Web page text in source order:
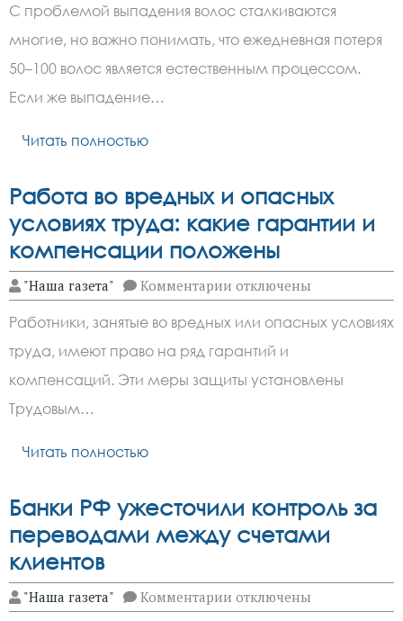
выпадают
волосы
и
что
с
С проблемой выпадения волос сталкиваются
многие, но важно понимать, что ежедневная потеря
50–100 волос является естественным процессом.
Если же выпадение…
Читать полностью
Работа во вредных и опасных
условиях труда: какие гарантии и
компенсации положены
"Наша газета" Комментарии к
записи
во
вредных
и
опасных
условиях
отключены
Работники, занятые во вредных или опасных условиях
труда, имеют право на ряд гарантий и
компенсаций. Эти меры защиты установлены
Трудовым…
Читать полностью
Банки РФ ужесточили контроль за
переводами между счетами
клиентов
"Наша газета" Комментарии к
записи
отключены